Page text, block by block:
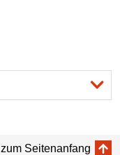
zum Seitenanfang